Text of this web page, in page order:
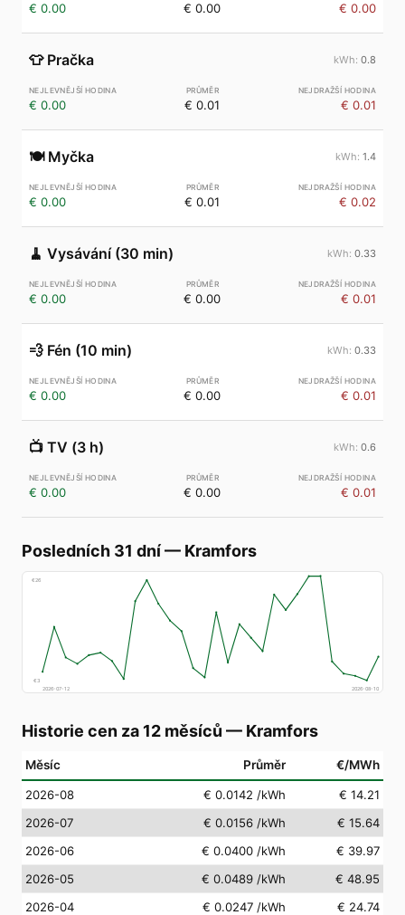
€ 0.00 € 0.00 € 0.00
👕 Pračka 0.8
€ 0.00 € 0.01 € 0.01
🍽️ Myčka 1.4
€ 0.00 € 0.01 € 0.02
🧹 Vysávání (30 min) 0.33
€ 0.00 € 0.00 € 0.01
💨 Fén (10 min) 0.33
€ 0.00 € 0.00 € 0.01
📺 TV (3 h) 0.6
€ 0.00 € 0.00 € 0.01
Posledních 31 dní— Kramfors
€26
€3
2026-07-12
2026-08-10
Historie cen za 12 měsíců — Kramfors
Měsíc Průměr €/MWh
2026-08 € 0.0142 /kWh
€ 14.21
2026-07
€ 0.0156 /kWh
€ 15.64
2026-06
€ 0.0400 /kWh
€ 39.97
2026-05
€ 0.0489 /kWh
€ 48.95
2026-04
€ 0.0247 /kWh
€ 24.74